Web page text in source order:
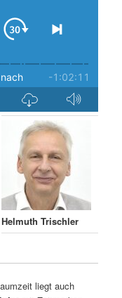
Helmuth Trischler
liegt auch